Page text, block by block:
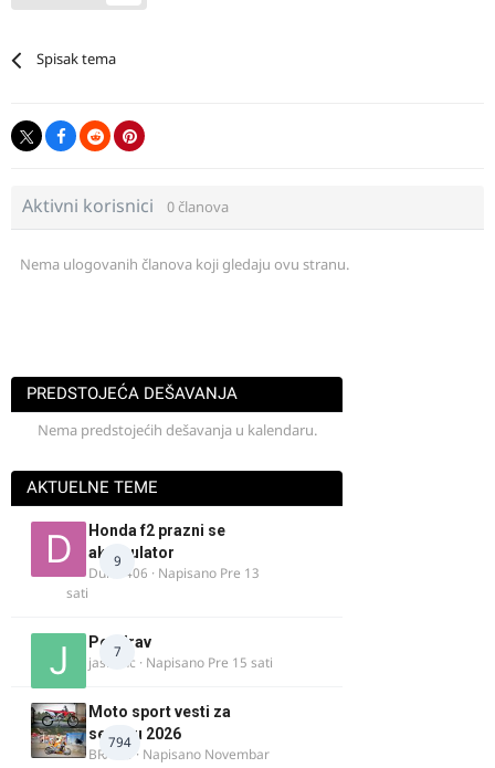
Spisak tema
Aktivni korisnici 0 članova
Nema ulogovanih članova koji gledaju ovu stranu.
PREDSTOJEĆA DEŠAVANJA
Nema predstojećih dešavanja u kalendaru.
AKTUELNE TEME
9
Honda f2 prazni se
akomulator
Dule1406 · Napisano Pre 13
sati
7
Pozdrav
jasminc · Napisano Pre 15 sati
794
Moto sport vesti za
sezonu 2026
BRACO · Napisano Novembar